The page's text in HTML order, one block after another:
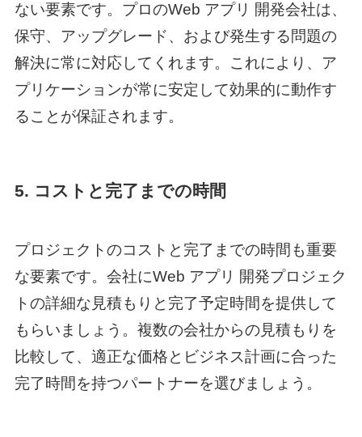
ない要素です。プロのWeb アプリ 開発会社は、
保守、アップグレード、および発生する問題の
解決に常に対応してくれます。これにより、ア
プリケーションが常に安定して効果的に動作す
ることが保証されます。
5. コストと完了までの時間
プロジェクトのコストと完了までの時間も重要
な要素です。会社にWeb アプリ 開発プロジェク
トの詳細な見積もりと完了予定時間を提供して
もらいましょう。複数の会社からの見積もりを
比較して、適正な価格とビジネス計画に合った
完了時間を持つパートナーを選びましょう。